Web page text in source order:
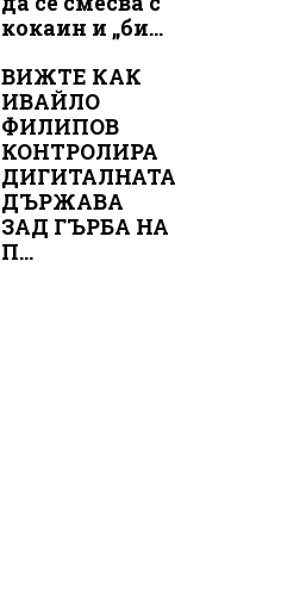
кокаин и „би...
ВИЖТЕ КАК
ИВАЙЛО
ФИЛИПОВ
КОНТРОЛИРА
ДИГИТАЛНАТА
ДЪРЖАВА
ЗАД ГЪРБА НА
П...